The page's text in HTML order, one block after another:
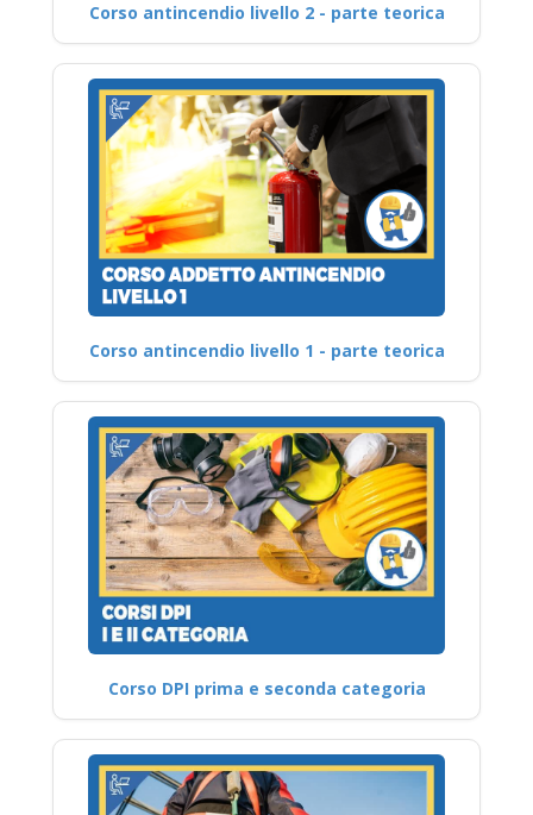
Corso antincendio livello 2 - parte teorica
Corso antincendio livello 1 - parte teorica
Corso DPI prima e seconda categoria